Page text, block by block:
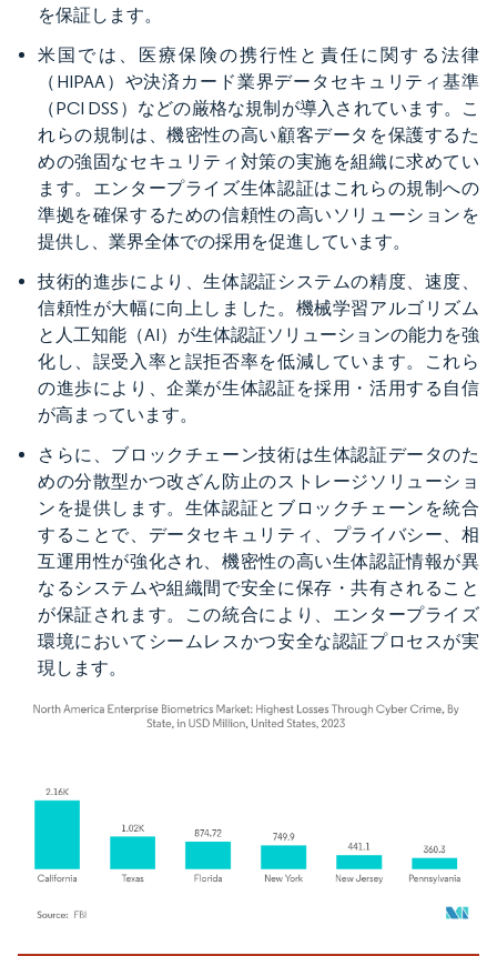
を保証します。
米国では、医療保険の携行性と責任に関する法律
（HIPAA）や決済カード業界データセキュリティ基準
（PCI DSS）などの厳格な規制が導入されています。こ
れらの規制は、機密性の高い顧客データを保護するた
めの強固なセキュリティ対策の実施を組織に求めてい
ます。エンタープライズ生体認証はこれらの規制への
準拠を確保するための信頼性の高いソリューションを
提供し、業界全体での採用を促進しています。
技術的進歩により、生体認証システムの精度、速度、
信頼性が大幅に向上しました。機械学習アルゴリズム
と人工知能（AI）が生体認証ソリューションの能力を強
化し、誤受入率と誤拒否率を低減しています。これら
の進歩により、企業が生体認証を採用・活用する自信
が高まっています。
さらに、ブロックチェーン技術は生体認証データのた
めの分散型かつ改ざん防止のストレージソリューショ
ンを提供します。生体認証とブロックチェーンを統合
することで、データセキュリティ、プライバシー、相
互運用性が強化され、機密性の高い生体認証情報が異
なるシステムや組織間で安全に保存・共有されること
が保証されます。この統合により、エンタープライズ
環境においてシームレスかつ安全な認証プロセスが実
現します。